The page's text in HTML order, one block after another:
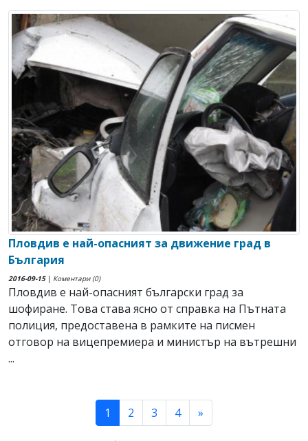
Пловдив е най-опасният за движение град в
България
2016-09-15| Коментари (0)
Пловдив е най-опасният български град за
шофиране. Това става ясно от справка на Пътната
полиция, предоставена в рамките на писмен
отговор на вицепремиера и министър на вътрешни
...
1 (current)
2 3 4 »